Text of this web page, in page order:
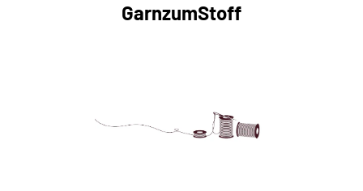
GarnzumStoff